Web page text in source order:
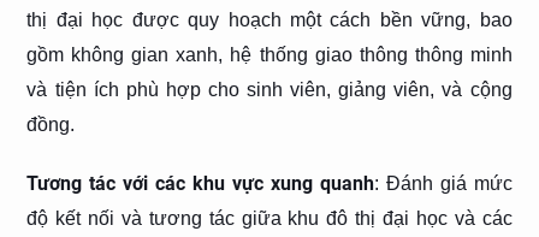
thị đại học được quy hoạch một cách bền vững, bao
gồm không gian xanh, hệ thống giao thông thông minh
và tiện ích phù hợp cho sinh viên, giảng viên, và cộng
đồng.
Tương tác với các khu vực xung quanh: Đánh giá mức
độ kết nối và tương tác giữa khu đô thị đại học và các